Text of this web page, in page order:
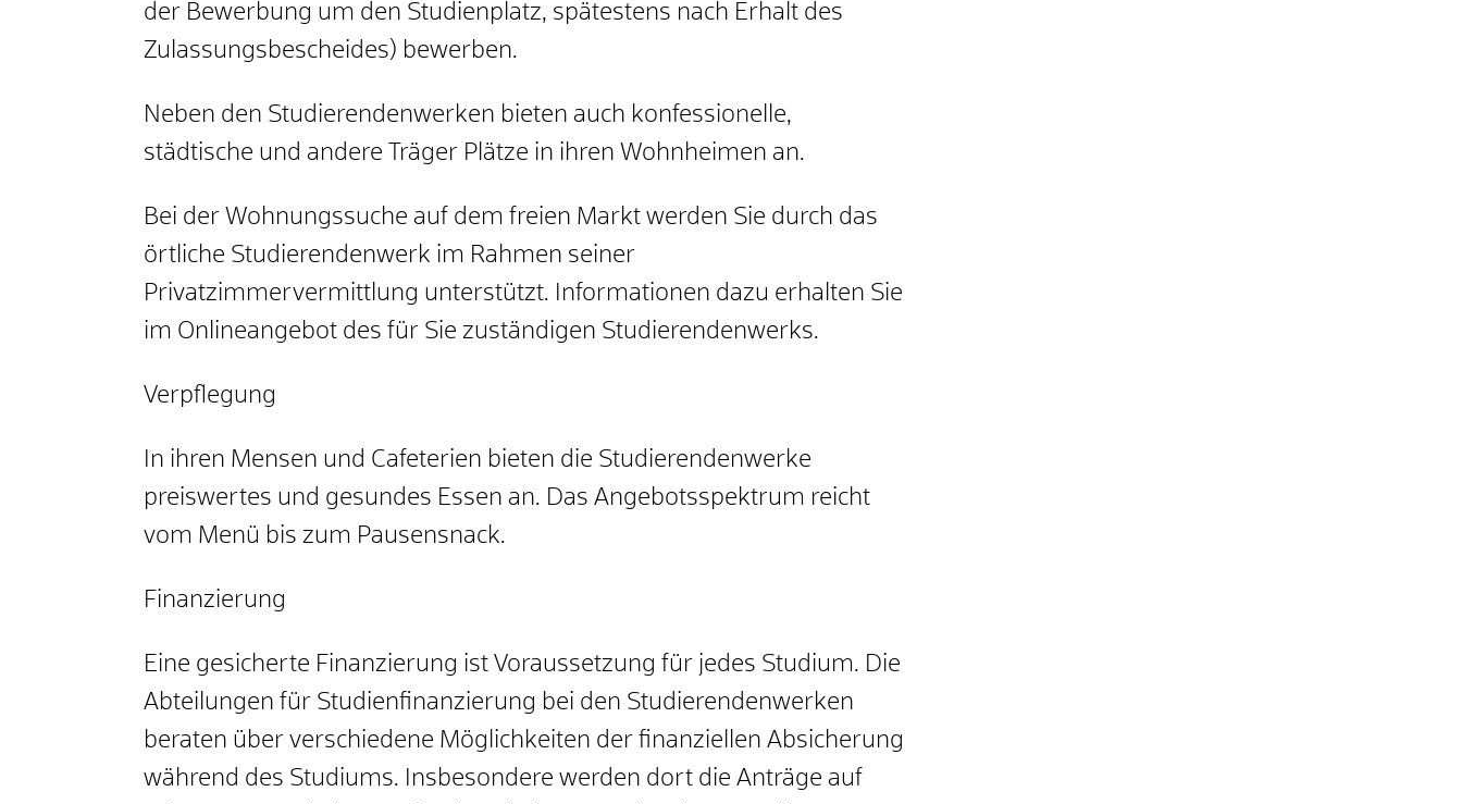
der Bewerbung um den Studienplatz, spätestens nach Erhalt des
Zulassungsbescheides) bewerben.
Neben den Studierendenwerken bieten auch konfessionelle,
städtische und andere Träger Plätze in ihren Wohnheimen an.
Bei der Wohnungssuche auf dem freien Markt werden Sie durch das
örtliche Studierendenwerk im Rahmen seiner
Privatzimmervermittlung unterstützt. Informationen dazu erhalten Sie
im Onlineangebot des für Sie zuständigen Studierendenwerks.
Verpflegung
In ihren Mensen und Cafeterien bieten die Studierendenwerke
preiswertes und gesundes Essen an. Das Angebotsspektrum reicht
vom Menü bis zum Pausensnack.
Finanzierung
Eine gesicherte Finanzierung ist Voraussetzung für jedes Studium. Die
Abteilungen für Studienfinanzierung bei den Studierendenwerken
beraten über verschiedene Möglichkeiten der finanziellen Absicherung
während des Studiums. Insbesondere werden dort die Anträge auf